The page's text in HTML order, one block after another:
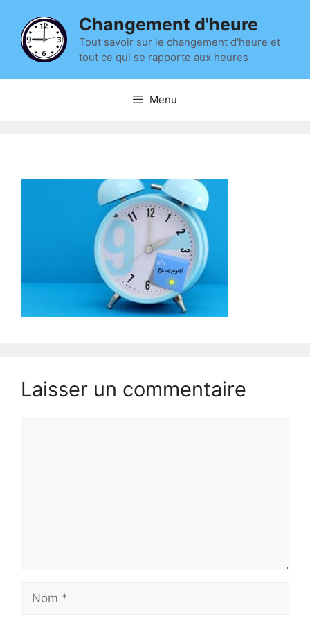
contenu
Changement d'heure
Tout savoir sur le changement d'heure et
tout ce qui se rapporte aux heures
Menu
Laisser un commentaire
Nom